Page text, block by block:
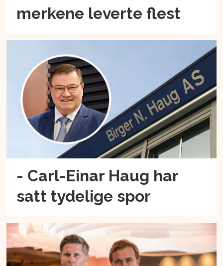
merkene leverte flest
- Carl-Einar Haug har
satt tydelige spor